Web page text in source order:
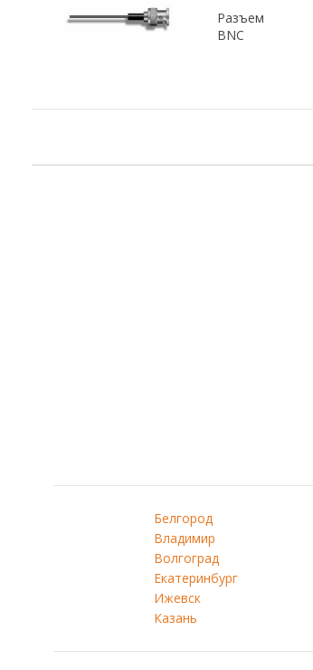
Разъем
BNC
Белгород
Владимир
Волгоград
Екатеринбург
Ижевск
Казань